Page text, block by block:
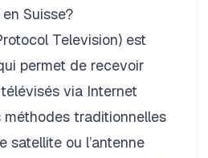
Suisse?
Television) est
permet de recevoir
via Internet
traditionnelles
satellite ou l’antenne